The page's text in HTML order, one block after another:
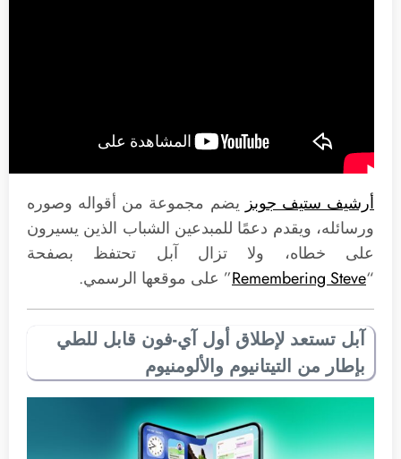
أرشيف ستيف جوبز يضم مجموعة من أقواله وصوره
ورسائله، ويقدم دعمًا للمبدعين الشباب الذين يسيرون
على خطاه، ولا تزال آبل تحتفظ بصفحة
“
Remembering Steve” على موقعها الرسمي.
آبل تستعد لإطلاق أول آي-فون قابل للطي
بإطار من التيتانيوم والألومنيوم